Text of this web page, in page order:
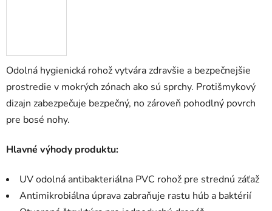
Odolná hygienická rohož vytvára zdravšie a bezpečnejšie
prostredie v mokrých zónach ako sú sprchy. Protišmykový
dizajn zabezpečuje bezpečný, no zároveň pohodlný povrch
pre bosé nohy.
Hlavné výhody produktu:
UV odolná antibakteriálna PVC rohož pre strednú záťaž
Antimikrobiálna úprava zabraňuje rastu húb a baktérií